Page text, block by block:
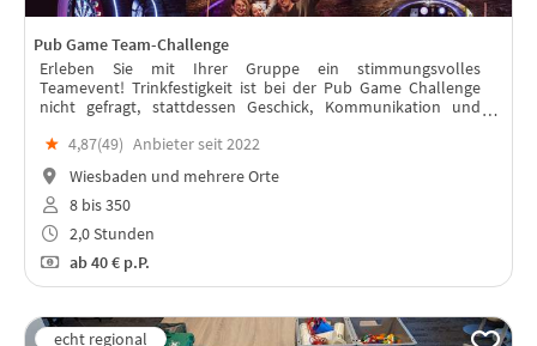
Pub Game Team-Challenge
Erleben Sie mit Ihrer Gruppe ein stimmungsvolles
Teamevent! Trinkfestigkeit ist bei der Pub Game Challenge
nicht gefragt, stattdessen Geschick, Kommunikation und
zur Auswahl!
★ 4,87(49) Anbieter seit 2022
Wiesbaden und mehrere Orte
8 bis 350
2,0 Stunden
ab40 € p.P.